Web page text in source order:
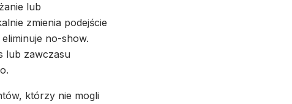
lub
zmienia podejście
no-show.
lub zawczasu
którzy nie mogli